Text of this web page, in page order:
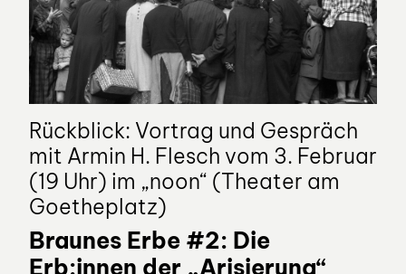
Rückblick: Vortrag und Gespräch
mit Armin H. Flesch vom 3. Februar
(19 Uhr) im „noon“ (Theater am
Goetheplatz)
Braunes Erbe #2: Die
Erb:innen der „Arisierung“